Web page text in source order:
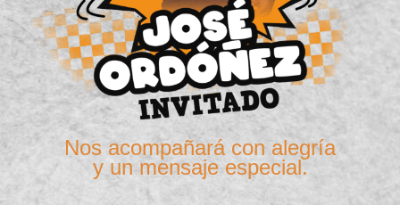
Nos acompañará con alegría
y un mensaje especial.